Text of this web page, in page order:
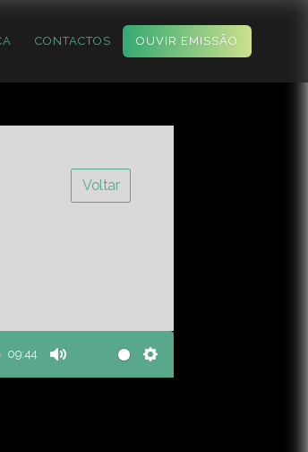
CONTACTOS OUVIR EMISSÃO
Voltar
09:44
Mute Settings